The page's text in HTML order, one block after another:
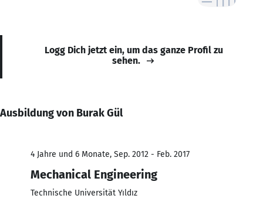
Logg Dich jetzt ein, um das ganze Profil zu
sehen.
Ausbildung von Burak Gül
4 Jahre und 6 Monate, Sep. 2012 - Feb. 2017
Mechanical Engineering
Technische Universität Yıldız